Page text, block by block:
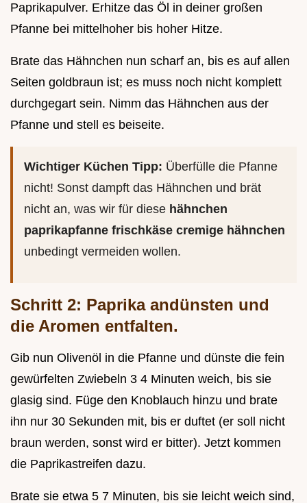
Paprikapulver. Erhitze das Öl in deiner großen
Pfanne bei mittelhoher bis hoher Hitze.
Brate das Hähnchen nun scharf an, bis es auf allen
Seiten goldbraun ist; es muss noch nicht komplett
durchgegart sein. Nimm das Hähnchen aus der
Pfanne und stell es beiseite.
Wichtiger Küchen Tipp: Überfülle die Pfanne
nicht! Sonst dampft das Hähnchen und brät
nicht an, was wir für diese hähnchen
paprikapfanne frischkäse cremige hähnchen
unbedingt vermeiden wollen.
Schritt 2: Paprika andünsten und
die Aromen entfalten.
Gib nun Olivenöl in die Pfanne und dünste die fein
gewürfelten Zwiebeln 3 4 Minuten weich, bis sie
glasig sind. Füge den Knoblauch hinzu und brate
ihn nur 30 Sekunden mit, bis er duftet (er soll nicht
braun werden, sonst wird er bitter). Jetzt kommen
die Paprikastreifen dazu.
Brate sie etwa 5 7 Minuten, bis sie leicht weich sind,